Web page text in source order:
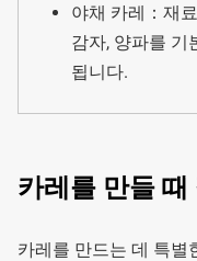
야채 카레：재
감자, 양파를 기
됩니다.
카레를 만들
카레를 만드는 데 특별